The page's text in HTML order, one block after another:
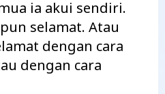
ia akui sendiri.
selamat. Atau
dengan cara
dengan cara